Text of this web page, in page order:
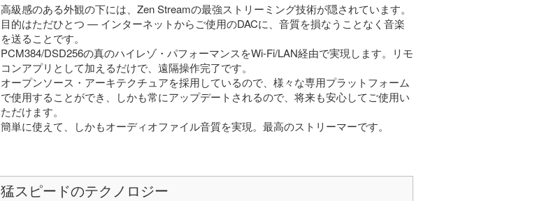
高級感のある外観の下には、Zen Streamの最強ストリーミング技術が隠されています。
目的はただひとつ — インターネットからご使用のDACに、音質を損なうことなく音楽
を送ることです。
PCM384/DSD256の真のハイレゾ・パフォーマンスをWi-Fi/LAN経由で実現します。リモ
コンアプリとして加えるだけで、遠隔操作完了です。
オープンソース・アーキテクチュアを採用しているので、様々な専用プラットフォーム
で使用することができ、しかも常にアップデートされるので、将来も安心してご使用い
ただけます。
簡単に使えて、しかもオーディオファイル音質を実現。最高のストリーマーです。
猛スピードのテクノロジー